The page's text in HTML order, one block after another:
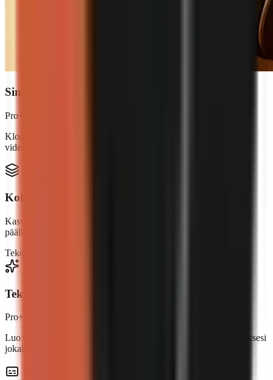
Sinun äänesi, sinun brändisi
Pro+
Kloonaa oma äänesi tai kuvaile ihanteellinen kertojasi. Jokainen
video kuulostaa tunnistettavasti sinulta.
Kolme videomuotoa
Kasvottomat videot tekoälykuvilla, tekoälyluoja avataarin
päällekkäisellä, tai täysimittainen UGC-tyylinen puhuva pää.
Tekoälyllä luotu
Tekoälyllä luodut visuaalit
Pro+
Luo alkuperäisiä kohtauksia tekoälyllä – täsmälleen käsikirjoituksesi
jokaiseen kohtaukseen sopiva.